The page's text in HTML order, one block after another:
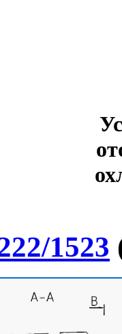
1523